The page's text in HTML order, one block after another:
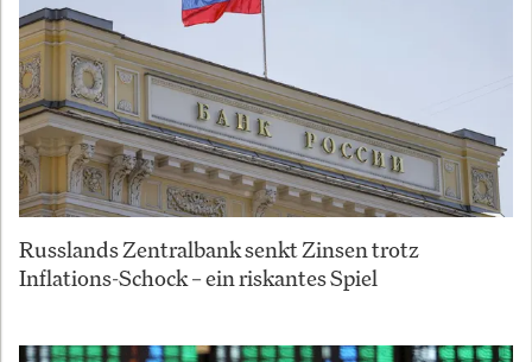
Russlands Zentralbank senkt Zinsen trotz
Inflations-Schock – ein riskantes Spiel